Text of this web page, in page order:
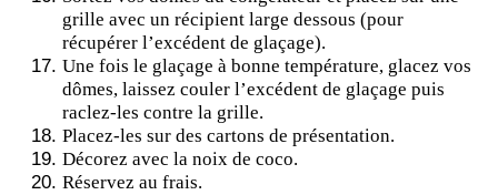
grille avec un récipient large dessous (pour
récupérer l’excédent de glaçage).
Une fois le glaçage à bonne température, glacez vos
dômes, laissez couler l’excédent de glaçage puis
raclez-les contre la grille.
Placez-les sur des cartons de présentation.
Décorez avec la noix de coco.
Réservez au frais.